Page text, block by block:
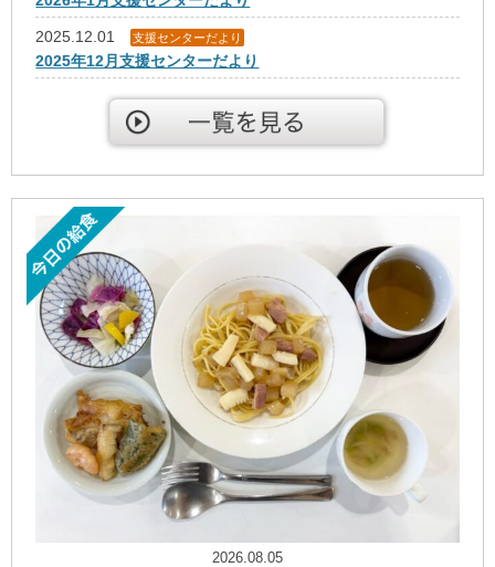
2025.12.01 支援センターだより
2025年12月支援センターだより
2026.08.05